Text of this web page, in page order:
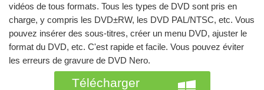
vidéos de tous formats. Tous les types de DVD sont pris en
charge, y compris les DVD±RW, les DVD PAL/NTSC, etc. Vous
pouvez insérer des sous-titres, créer un menu DVD, ajuster le
format du DVD, etc. C'est rapide et facile. Vous pouvez éviter
les erreurs de gravure de DVD Nero.
Télécharger